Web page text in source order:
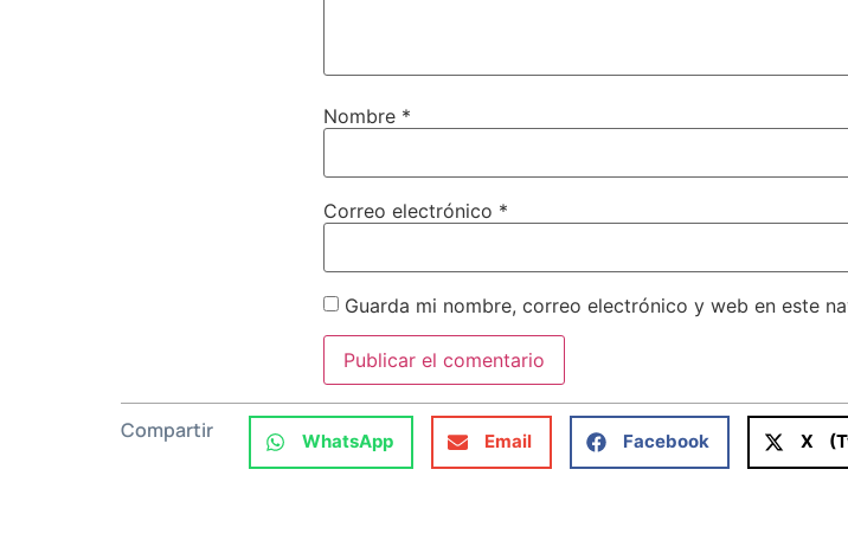
Nombre *
Correo electrónico *
Guarda mi nombre, correo electrónico y web en este
Compartir WhatsApp Email Facebook X